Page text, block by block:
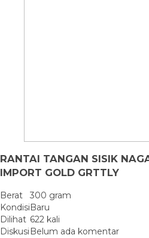
RANTAI TANGAN SISIK
IMPORT GOLD GRTTLY
Berat
300 gram
KondisiBaru
Dilihat 622 kali
Diskusi Belum ada komentar